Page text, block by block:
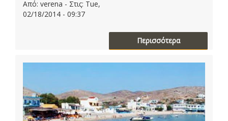
Από: verena - Στις: Tue,
02/18/2014 - 09:37
Περισσότερα